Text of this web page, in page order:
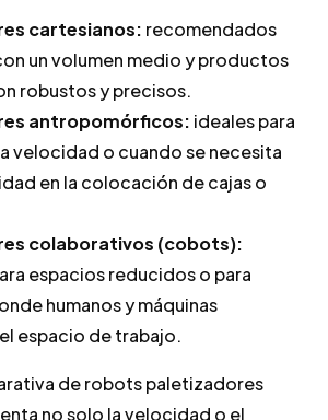
cartesianos: recomendados
un volumen medio y productos
robustos y precisos.
antropomórficos: ideales para
velocidad o cuando se necesita
en la colocación de cajas o
colaborativos (cobots):
espacios reducidos o para
humanos y máquinas
espacio de trabajo.
de robots paletizadores
no solo la velocidad o el